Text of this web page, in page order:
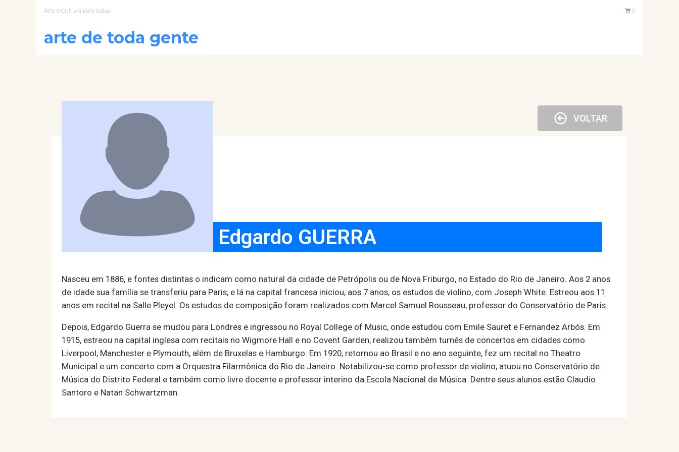
Arte e Cultura para todos 0
arte de toda gente
VOLTAR
Edgardo GUERRA
Nasceu em 1886, e fontes distintas o indicam como natural da cidade de Petrópolis ou de Nova Friburgo, no Estado do Rio de Janeiro. Aos 2 anos
de idade sua família se transferiu para Paris; e lá na capital francesa iniciou, aos 7 anos, os estudos de violino, com Joseph White. Estreou aos 11
anos em recital na Salle Pleyel. Os estudos de composição foram realizados com Marcel Samuel Rousseau, professor do Conservatório de Paris.
Depois, Edgardo Guerra se mudou para Londres e ingressou no Royal College of Music, onde estudou com Emile Sauret e Fernandez Arbós. Em
1915, estreou na capital inglesa com recitais no Wigmore Hall e no Covent Garden; realizou também turnês de concertos em cidades como
Liverpool, Manchester e Plymouth, além de Bruxelas e Hamburgo. Em 1920, retornou ao Brasil e no ano seguinte, fez um recital no Theatro
Municipal e um concerto com a Orquestra Filarmônica do Rio de Janeiro. Notabilizou-se como professor de violino; atuou no Conservatório de
Música do Distrito Federal e também como livre docente e professor interino da Escola Nacional de Música. Dentre seus alunos estão Claudio
Santoro e Natan Schwartzman.